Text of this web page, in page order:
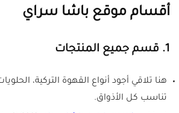
أقسام موقع باشا سراي
1. قسم جميع المنتجات
هنا تلاقي أجود أنواع القهوة التركية،
تناسب كل الأذواق.